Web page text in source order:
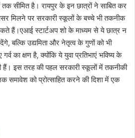
सीमित है। रायपुर के इन छात्रों ने साबित कर
मिलने पर सरकारी स्कूलों के बच्चे भी तकनीक
हैं।एआई स्टार्टअप शो के माध्यम से ये छात्र न
बल्कि उद्यमिता और नेतृत्व के गुणों को भी
का क्षण है, क्योंकि ये युवा प्रतिभाएं भविष्य के
हैं। इस तरह की पहल सरकारी स्कूलों में तकनीकी
समावेश को प्रोत्साहित करने की दिशा में एक